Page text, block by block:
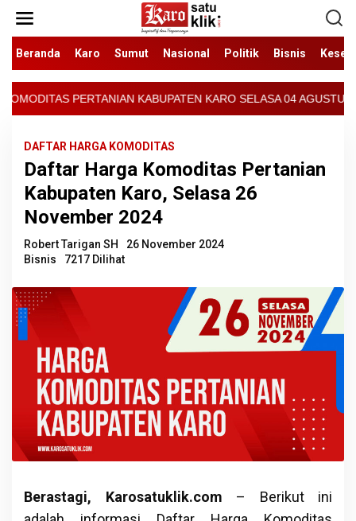
konten
Beranda
Karo Sumut Nasional Politik Bisnis
KABUPATEN KARO SELASA 04 AGUSTUS 2026 - ARCIS
DAFTAR HARGA KOMODITAS
Daftar Harga Komoditas Pertanian
Kabupaten Karo, Selasa 26
November 2024
Robert Tarigan SH
26 November 2024
Bisnis
7217 Dilihat
Berastagi, Karosatuklik.com – Berikut ini